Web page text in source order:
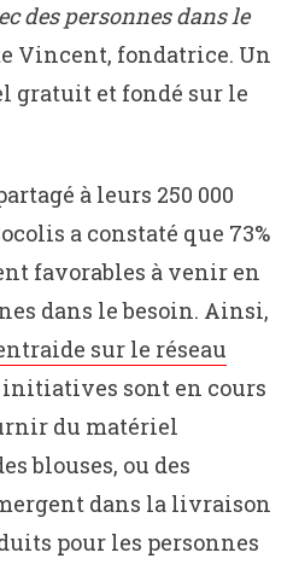
des personnes dans le
Vincent, fondatrice. Un
gratuit et fondé sur le
à leurs 250 000
a constaté que 73%
favorables à venir en
dans le besoin. Ainsi,
sur le réseau
initiatives sont en cours
du matériel
blouses, ou des
dans la livraison
pour les personnes